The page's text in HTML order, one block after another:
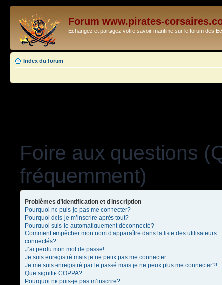
Forum www.pirates-
Echangez et partagez votre savoir maritime sur le forum des
Index du forum
Foire aux questions
fréquemment)
Problèmes d’identification et d’inscription
Pourquoi ne puis-je pas me connecter?
Pourquoi dois-je m’inscrire après tout?
Pourquoi suis-je automatiquement déconnecté?
Comment empêcher mon nom d’apparaître dans la liste des utilisateurs
connectés?
J’ai perdu mon mot de passe!
Je suis enregistré mais je ne peux pas me connecter!
Je me suis enregistré par le passé mais je ne peux plus me connecter?!
Que signifie COPPA?
Pourquoi ne puis-je pas m’inscrire?